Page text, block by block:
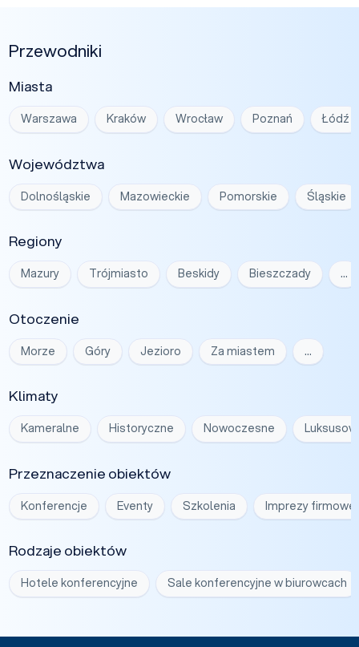
Przewodniki
Miasta
Warszawa Kraków Wrocław Poznań Łódź
Województwa
Dolnośląskie Mazowieckie Pomorskie Śląskie
Regiony
Mazury Trójmiasto Beskidy Bieszczady …
Otoczenie
Morze Góry Jezioro Za miastem …
Klimaty
Kameralne Historyczne Nowoczesne
Przeznaczenie obiektów
Konferencje Eventy Szkolenia Imprezy firmowe
Rodzaje obiektów
Hotele konferencyjne Sale konferencyjne w biurowcach